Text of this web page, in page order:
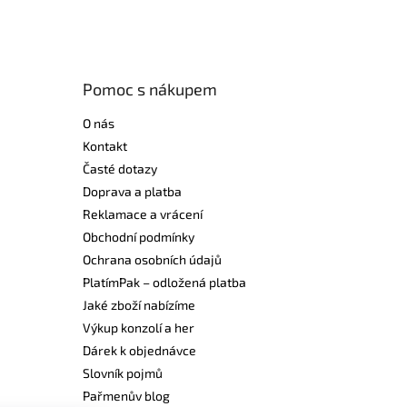
Pomoc s nákupem
O nás
Kontakt
Časté dotazy
Doprava a platba
Reklamace a vrácení
Obchodní podmínky
Ochrana osobních údajů
PlatímPak – odložená platba
Jaké zboží nabízíme
Výkup konzolí a her
Dárek k objednávce
Slovník pojmů
Pařmenův blog